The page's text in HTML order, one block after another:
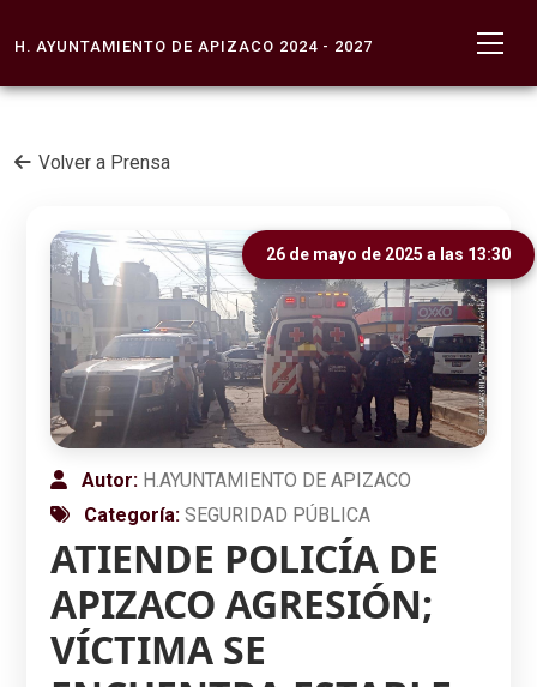
H. AYUNTAMIENTO DE APIZACO 2024 - 2027
Volver a Prensa
26 de mayo de 2025 a las 13:30
Autor: H.AYUNTAMIENTO DE APIZACO
Categoría:SEGURIDAD PÚBLICA
ATIENDE POLICÍA DE
APIZACO AGRESIÓN;
VÍCTIMA SE